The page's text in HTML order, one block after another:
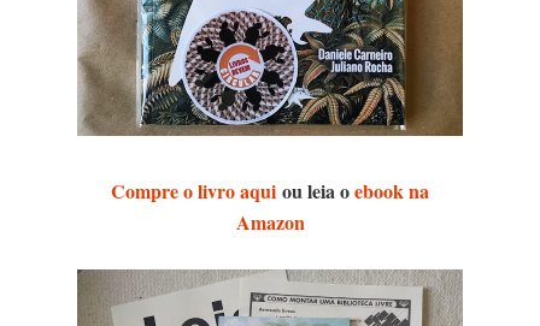
Compre o livro aqui ou leia oebook na
Amazon